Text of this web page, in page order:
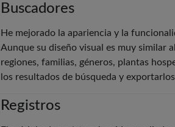
Buscadores
He mejorado la apariencia y la
Aunque su diseño visual es muy similar
regiones, familias, géneros, plantas
los resultados de búsqueda y
Registros